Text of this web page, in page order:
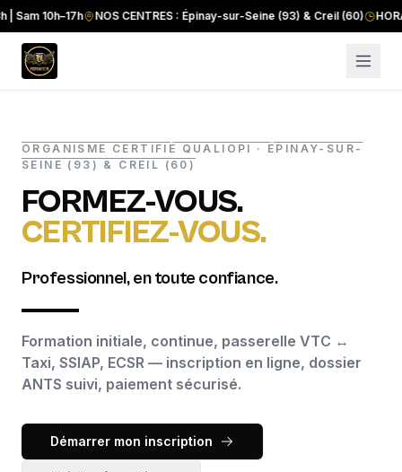
10h–17h NOS CENTRES : Épinay-sur-Seine (93) & Creil (60) HORAIRES
ORGANISME CERTIFIÉ QUALIOPI · ÉPINAY-SUR-
SEINE (93) & CREIL (60)
FORMEZ-VOUS.
CERTIFIEZ-VOUS.
Professionnel, en toute confiance.
Formation initiale, continue, passerelle VTC ↔
Taxi, SSIAP, ECSR — inscription en ligne, dossier
ANTS suivi, paiement sécurisé.
Démarrer mon inscription